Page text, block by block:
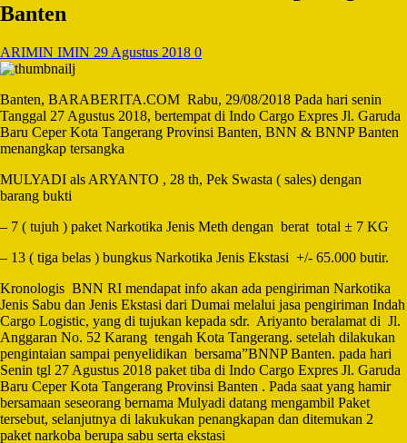
Banten
ARIMIN IMIN 29 Agustus 2018 0
Banten, BARABERITA.COM Rabu, 29/08/2018 Pada hari senin
Tanggal 27 Agustus 2018, bertempat di Indo Cargo Expres Jl. Garuda
Baru Ceper Kota Tangerang Provinsi Banten, BNN & BNNP Banten
menangkap tersangka
MULYADI als ARYANTO , 28 th, Pek Swasta ( sales) dengan
barang bukti
– 7 ( tujuh ) paket Narkotika Jenis Meth dengan berat total ± 7 KG
– 13 ( tiga belas ) bungkus Narkotika Jenis Ekstasi +/- 65.000 butir.
Kronologis BNN RI mendapat info akan ada pengiriman Narkotika
Jenis Sabu dan Jenis Ekstasi dari Dumai melalui jasa pengiriman Indah
Cargo Logistic, yang di tujukan kepada sdr. Ariyanto beralamat di Jl.
Anggaran No. 52 Karang tengah Kota Tangerang. setelah dilakukan
pengintaian sampai penyelidikan bersama”BNNP Banten. pada hari
Senin tgl 27 Agustus 2018 paket tiba di Indo Cargo Expres Jl. Garuda
Baru Ceper Kota Tangerang Provinsi Banten . Pada saat yang hamir
bersamaan seseorang bernama Mulyadi datang mengambil Paket
tersebut, selanjutnya di lakukukan penangkapan dan ditemukan 2
paket narkoba berupa sabu serta ekstasi